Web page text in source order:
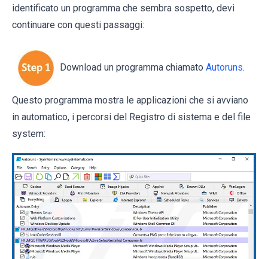
identificato un programma che sembra sospetto, devi
continuare con questi passaggi:
Download un programma chiamato Autoruns.
Questo programma mostra le applicazioni che si avviano
in automatico, i percorsi del Registro di sistema e del file
system: